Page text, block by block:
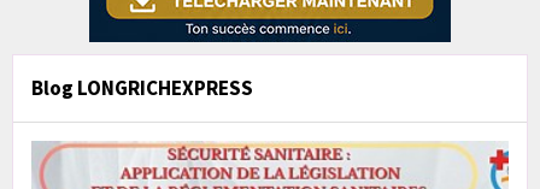
Blog LONGRICHEXPRESS